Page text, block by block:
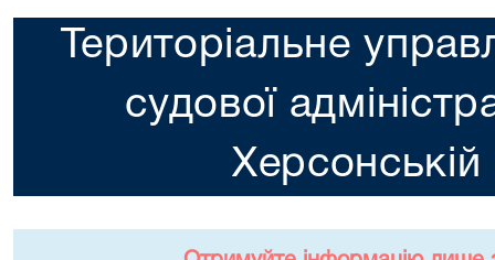
Територіальне
судової